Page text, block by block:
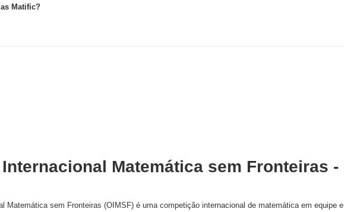
Matific?
Matemática sem Fronteiras -
Matemática sem Fronteiras (OIMSF) é uma competição internacional de matemática em equipe e